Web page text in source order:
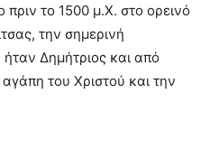
πριν το 1500 μ.Χ. στο ορεινό
την σημερινή
Δημήτριος και από
αγάπη του Χριστού και την